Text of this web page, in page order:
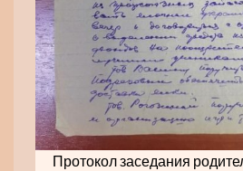
Протокол заседания